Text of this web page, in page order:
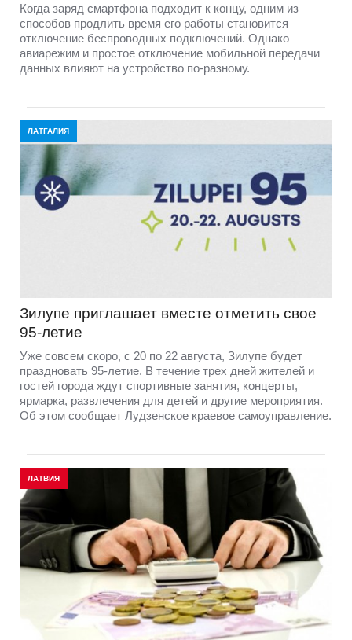
Когда заряд смартфона подходит к концу, одним из
способов продлить время его работы становится
отключение беспроводных подключений. Однако
авиарежим и простое отключение мобильной передачи
данных влияют на устройство по-разному.
ЛАТГАЛИЯ
Зилупе приглашает вместе отметить свое
95-летие
Уже совсем скоро, с 20 по 22 августа, Зилупе будет
праздновать 95-летие. В течение трех дней жителей и
гостей города ждут спортивные занятия, концерты,
ярмарка, развлечения для детей и другие мероприятия.
Об этом сообщает Лудзенское краевое самоуправление.
ЛАТВИЯ